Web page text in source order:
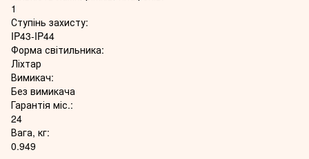
1
Ступінь захисту:
IP43-IP44
Форма світильника:
Ліхтар
Вимикач:
Без вимикача
Гарантія міс.:
24
Вага, кг:
0.949